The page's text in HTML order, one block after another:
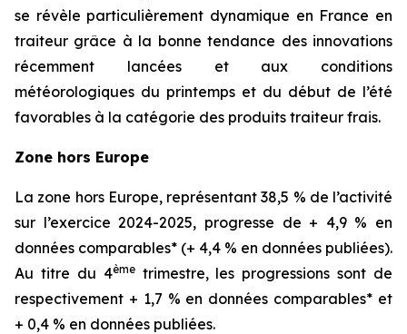
se révèle particulièrement dynamique en France en
traiteur grâce à la bonne tendance des innovations
récemment lancées et aux conditions
météorologiques du printemps et du début de l’été
favorables à la catégorie des produits traiteur frais.
Zone hors Europe
La zone hors Europe, représentant 38,5 % de l’activité
sur l’exercice 2024-2025, progresse de + 4,9 % en
données comparables* (+ 4,4 % en données publiées).
Au titre du 4èmetrimestre, les progressions sont de
respectivement + 1,7 % en données comparables* et
+ 0,4 % en données publiées.